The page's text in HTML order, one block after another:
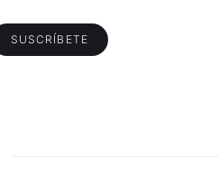
SUSCRÍBETE